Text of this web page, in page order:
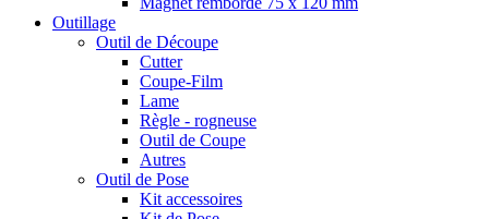
Outillage
Outil de Découpe
Cutter
Coupe-Film
Lame
Règle - rogneuse
Outil de Coupe
Autres
Outil de Pose
Kit accessoires